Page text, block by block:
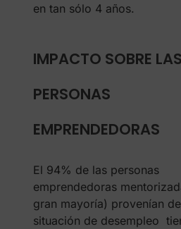
en tan sólo 4 años.
IMPACTO SOBRE LAS
PERSONAS
EMPRENDEDORAS
El 94% de las personas
emprendedoras
gran mayoría) provenían
situación de desempleo